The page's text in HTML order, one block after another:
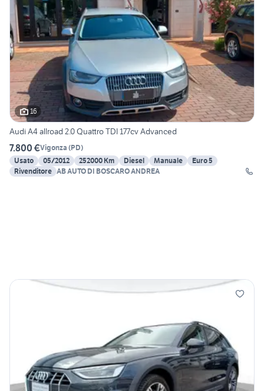
16
Audi A4 allroad 2.0 Quattro TDI 177cv Advanced
7.800 €Vigonza (PD)
Usato
05/2012 252000 Km Diesel Manuale
Euro 5
Rivenditore AB AUTO DI BOSCARO ANDREA